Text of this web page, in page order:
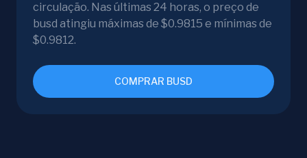
circulação. Nas últimas 24 horas, o preço de
busd atingiu máximas de $0.9815 e mínimas de
$0.9812.
COMPRAR BUSD